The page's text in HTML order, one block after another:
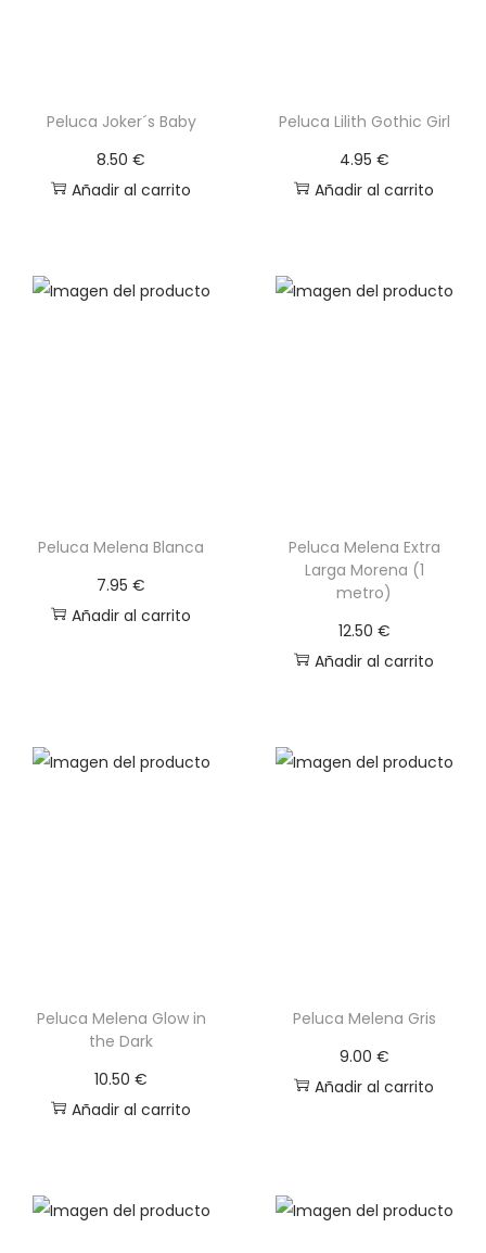
Peluca Joker´s Baby
8.50€
Añadir al carrito
Peluca Lilith Gothic Girl
4.95 €
Añadir al carrito
Peluca Melena Blanca
7.95€
Añadir al carrito
Peluca Melena Extra
Larga Morena (1
metro)
12.50 €
Añadir al carrito
Peluca Melena Glow in
the Dark
10.50€
Añadir al carrito
Peluca Melena Gris
9.00 €
Añadir al carrito